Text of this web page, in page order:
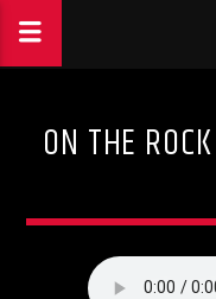
ON THE